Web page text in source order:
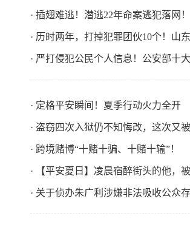
· 插翅难逃！潜逃22年命案逃犯落网！ ​
· 历时两年，打掉犯罪团伙10个！山
· 严打侵犯公民个人信息！公安部十
· 定格平安瞬间！夏季行动火力全开 ​
· 盗窃四次入狱仍不知悔改，这次又
· 跨境赌博“十赌十骗、十赌十输”！ ​
· 【平安夏日】凌晨宿醉街头的他，
· 关于侦办朱广利涉嫌非法吸收公众